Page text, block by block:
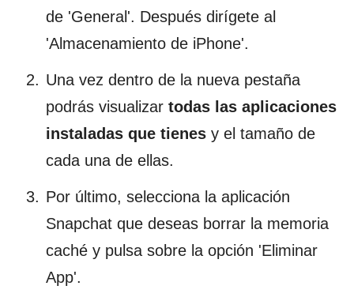
de 'General'. Después dirígete al
'Almacenamiento de iPhone'.
Una vez dentro de la nueva pestaña
podrás visualizar todas las aplicaciones
instaladas que tienes y el tamaño de
cada una de ellas.
Por último, selecciona la aplicación
Snapchat que deseas borrar la memoria
caché y pulsa sobre la opción 'Eliminar
App'.